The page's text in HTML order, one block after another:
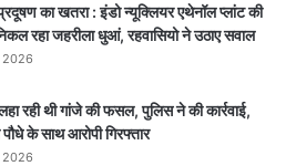
का खतरा : इंडो न्यूक्लियर एथेनॉल प्लांट की
रहा जहरीला धुआं, रहवासियो ने उठाए सवाल
2026
रही थी गांजे की फसल, पुलिस ने की कार्रवाई,
के साथ आरोपी गिरफ्तार
2026